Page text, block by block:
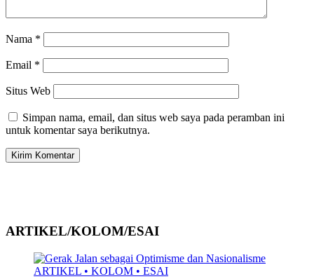
Nama *
Email *
Situs Web
Simpan nama, email, dan situs web saya pada peramban ini
untuk komentar saya berikutnya.
ARTIKEL/KOLOM/ESAI
ARTIKEL • KOLOM • ESAI